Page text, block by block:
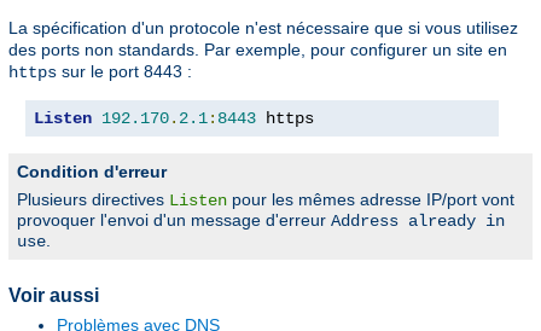
La spécification d'un protocole n'est nécessaire que si vous utilisez
des ports non standards. Par exemple, pour configurer un site en
https sur le port 8443 :
Listen 192.170. 2.1: 8443 https
Condition d'erreur
Plusieurs directives Listen pour les mêmes adresse IP/port vont
provoquer l'envoi d'un message d'erreur Address already in
use
Voir aussi
Problèmes avec DNS